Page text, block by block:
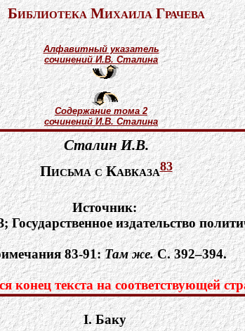
Библиотека Михаила Грачева
Алфавитный указатель
сочинений И.В. Сталина
Содержание тома 2
сочинений И.В. Сталина
Сталин И.В.
Письма с Кавказа83
Источник:
издательство
83-91:Там же.С. 392–394.
текста на соответствующей
I. Баку